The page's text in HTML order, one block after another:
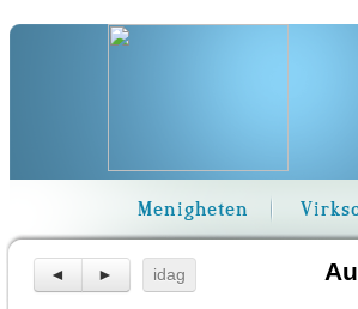
Menigheten
◄ ► idag